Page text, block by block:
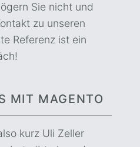
Sie nicht und
zu unseren
Referenz ist ein
MIT MAGENTO
kurz Uli Zeller